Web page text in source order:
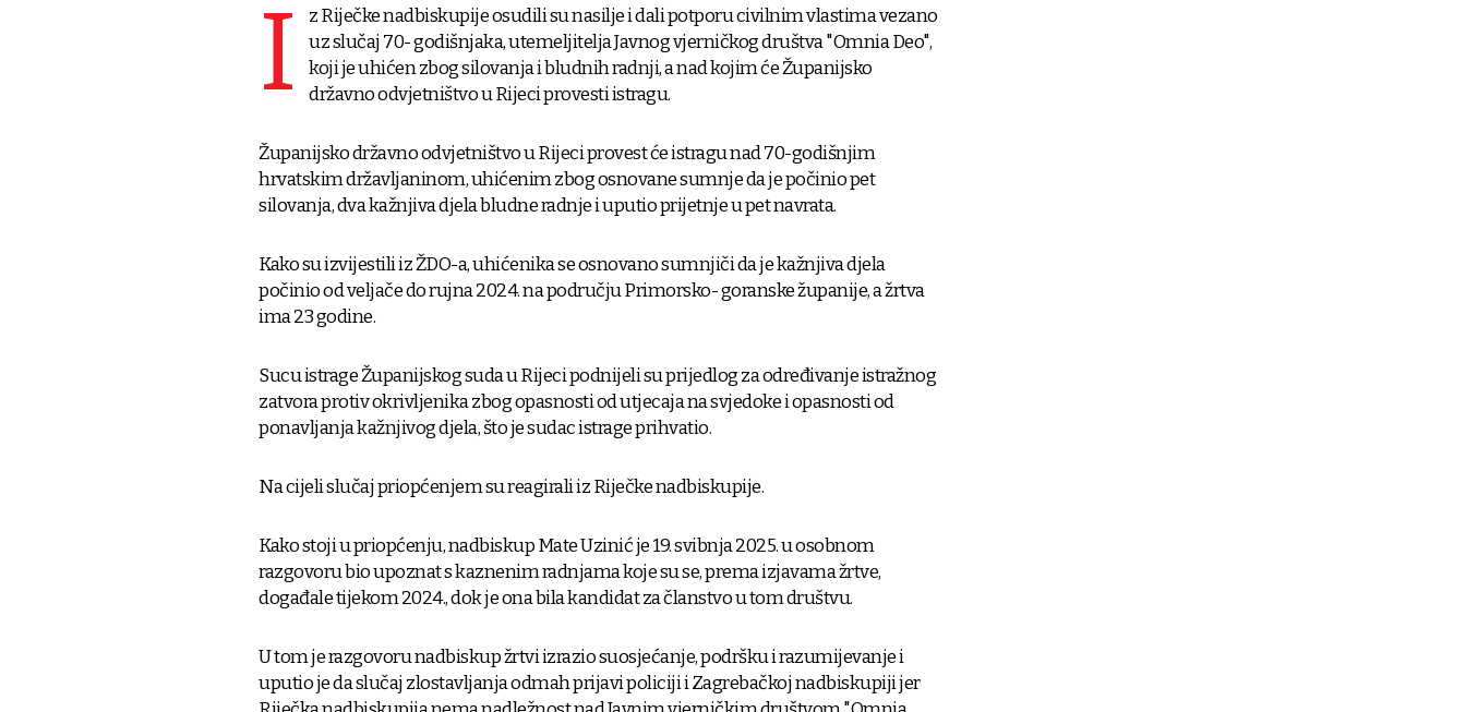
I
z Riječke nadbiskupije osudili su nasilje i dali potporu civilnim vlastima vezano
uz slučaj 70- godišnjaka, utemeljitelja Javnog vjerničkog društva "Omnia Deo",
koji je uhićen zbog silovanja i bludnih radnji, a nad kojim će Županijsko
državno odvjetništvo u Rijeci provesti istragu.
Županijsko državno odvjetništvo u Rijeci provest će istragu nad 70-godišnjim
hrvatskim državljaninom, uhićenim zbog osnovane sumnje da je počinio pet
silovanja, dva kažnjiva djela bludne radnje i uputio prijetnje u pet navrata.
Kako su izvijestili iz ŽDO-a, uhićenika se osnovano sumnjiči da je kažnjiva djela
počinio od veljače do rujna 2024. na području Primorsko- goranske županije, a žrtva
ima 23 godine.
Sucu istrage Županijskog suda u Rijeci podnijeli su prijedlog za određivanje istražnog
zatvora protiv okrivljenika zbog opasnosti od utjecaja na svjedoke i opasnosti od
ponavljanja kažnjivog djela, što je sudac istrage prihvatio.
Na cijeli slučaj priopćenjem su reagirali iz Riječke nadbiskupije.
Kako stoji u priopćenju, nadbiskup Mate Uzinić je 19. svibnja 2025. u osobnom
razgovoru bio upoznat s kaznenim radnjama koje su se, prema izjavama žrtve,
događale tijekom 2024., dok je ona bila kandidat za članstvo u tom društvu.
U tom je razgovoru nadbiskup žrtvi izrazio suosjećanje, podršku i razumijevanje i
uputio je da slučaj zlostavljanja odmah prijavi policiji i Zagrebačkoj nadbiskupiji jer